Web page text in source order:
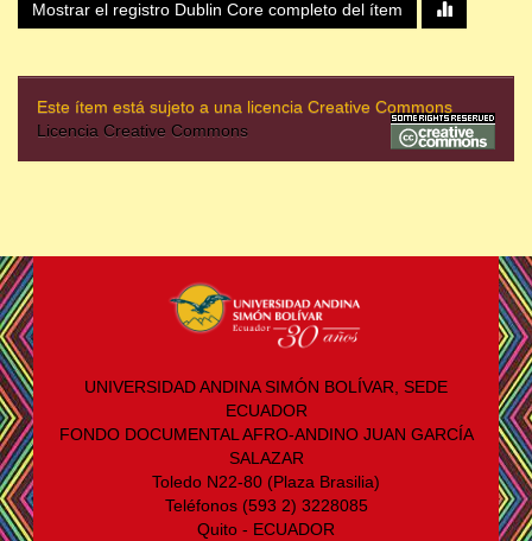
Mostrar el registro Dublin Core completo del ítem
Este ítem está sujeto a una licencia Creative Commons
Licencia Creative Commons
UNIVERSIDAD ANDINA SIMÓN BOLÍVAR, SEDE
ECUADOR
FONDO DOCUMENTAL AFRO-ANDINO JUAN GARCÍA
SALAZAR
Toledo N22-80 (Plaza Brasilia)
Teléfonos (593 2) 3228085
Quito - ECUADOR